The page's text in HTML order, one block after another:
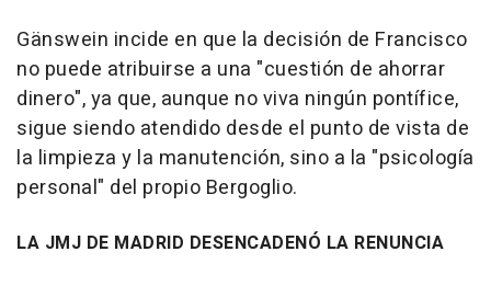
Gänswein incide en que la decisión de Francisco
no puede atribuirse a una "cuestión de ahorrar
dinero", ya que, aunque no viva ningún pontífice,
sigue siendo atendido desde el punto de vista de
la limpieza y la manutención, sino a la "psicología
personal" del propio Bergoglio.
LA JMJ DE MADRID DESENCADENÓ LA RENUNCIA